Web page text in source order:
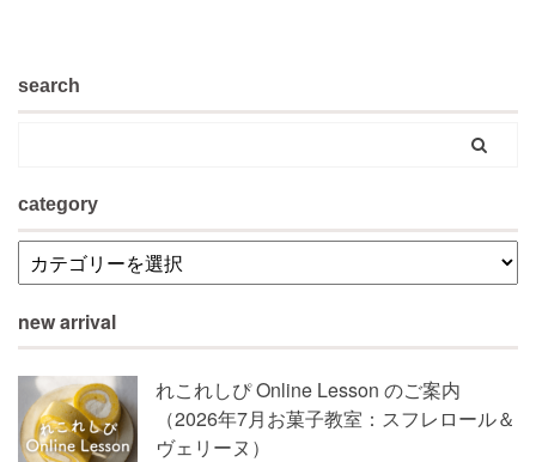
search
category
new arrival
れこれしぴ Online Lesson のご案内
（2026年7月お菓子教室：スフレロール＆
ヴェリーヌ）